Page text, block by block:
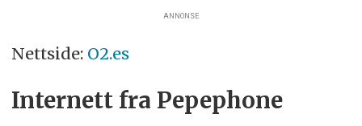
ANNONSE
Nettside: O2.es
Internett fra Pepephone